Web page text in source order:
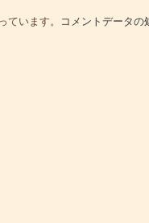
ています。
コメントデータの